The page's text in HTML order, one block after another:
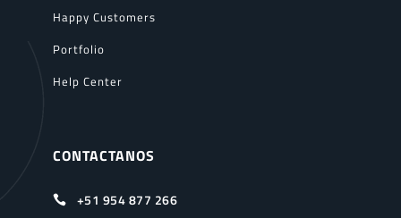
Happy Customers
Portfolio
Help Center
CONTACTANOS
 +51 954 877 266